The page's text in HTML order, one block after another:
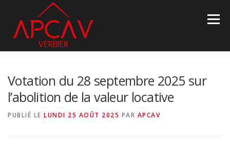
contenu
Menu
Votation du 28 septembre 2025 sur
l’abolition de la valeur locative
PUBLIÉ LE LUNDI 25 AOÛT 2025 PAR APCAV